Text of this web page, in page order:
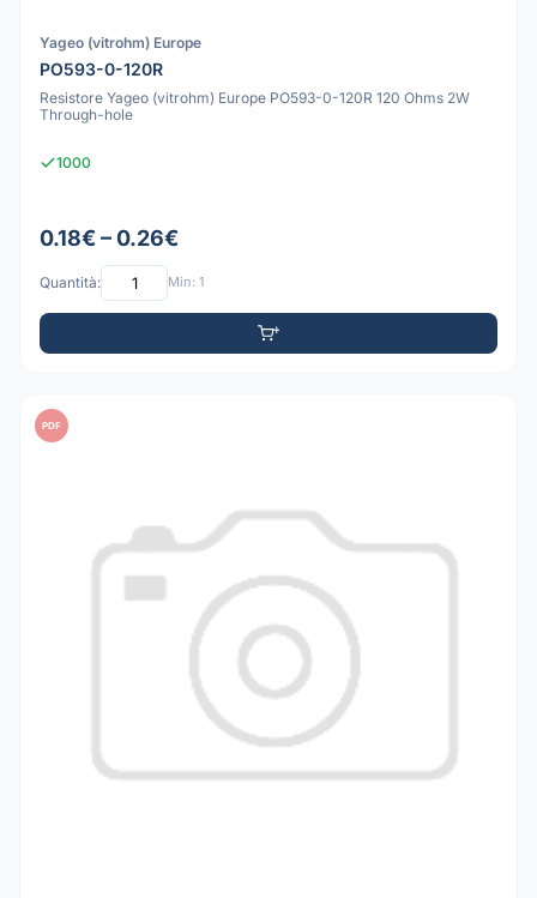
Yageo (vitrohm) Europe
PO593-0-120R
Resistore Yageo (vitrohm) Europe PO593-0-120R 120 Ohms 2W
Through-hole
1000
0.18€ – 0.26€
Quantità: Min: 1
PDF